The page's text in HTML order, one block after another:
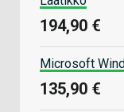
194,90 €
Microsoft
135,90 €